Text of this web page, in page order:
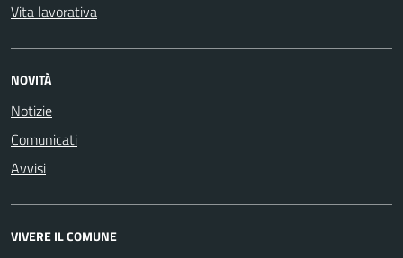
Vita lavorativa
NOVITÀ
Notizie
Comunicati
Avvisi
VIVERE IL COMUNE